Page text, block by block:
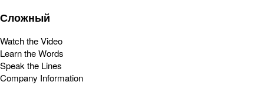
Сложный
Watch the Video
Learn the Words
Speak the Lines
Company Information